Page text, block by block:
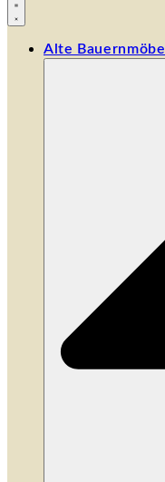
Alte Bauernmöbel